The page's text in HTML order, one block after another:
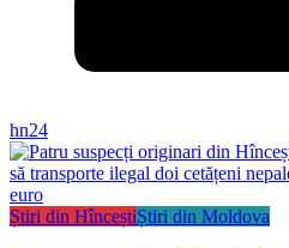
hn24
Știri din HînceștiȘtiri din Moldova